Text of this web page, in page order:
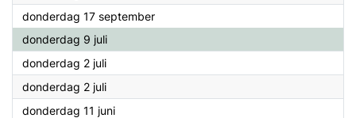
donderdag 17 september2026
donderdag 9 juli2026
donderdag 2 juli2026
donderdag 2 juli2026
donderdag 11 juni2026